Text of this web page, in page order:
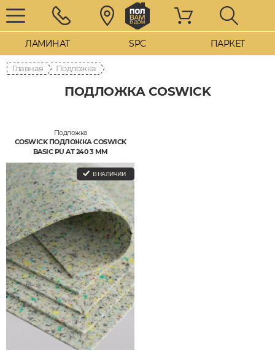
ЛАМИНАТ SPC ПАРКЕТ
Главная Подложка
ПОДЛОЖКА COSWICK
Подложка
COSWICK ПОДЛОЖКА COSWICK
BASIC PU AT 240 3 ММ
В НАЛИЧИИ